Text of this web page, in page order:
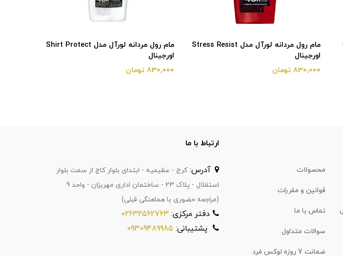
مام رول مردانه لورآل مدل Stress Resist
اورجینال
830,000 تومان
مام رول مردانه لورآل مدل Shirt Protect
اورجینال
830,000 تومان
محصولات
قوانین و مقررات
تماس با ما
سوالات متداول
ضمانت 7 روزه لوکس مَرد
ارتباط با ما
آدرس:کرج - عظیمیه - ابتدای بلوار کاج از سمت بلوار
استقلال - پلاک 23 - ساختمان اداری مهریزان - واحد 9
(مراجعه حضوری با هماهنگی قبلی)
دفتر مرکزی: 02632562763
پشتیبانی: 09309489985